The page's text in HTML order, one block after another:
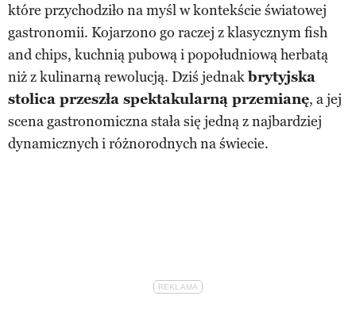
które przychodziło na myśl w kontekście światowej
gastronomii. Kojarzono go raczej z klasycznym fish
and chips, kuchnią pubową i popołudniową herbatą
niż z kulinarną rewolucją. Dziś jednakbrytyjska
stolica przeszła spektakularną przemianę, a jej
scena gastronomiczna stała się jedną z najbardziej
dynamicznych i różnorodnych na świecie.